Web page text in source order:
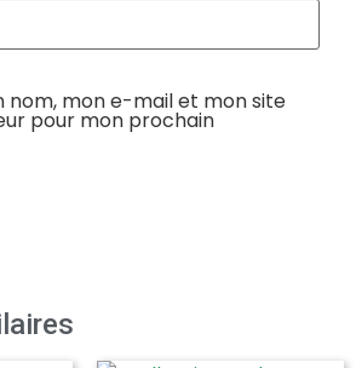
nom, mon e-mail et mon site
pour mon prochain